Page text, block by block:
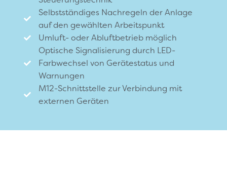
Selbstständiges Nachregeln der Anlage
auf den gewählten Arbeitspunkt
Umluft- oder Abluftbetrieb möglich
Optische Signalisierung durch LED-
Farbwechsel von Gerätestatus und
Warnungen
M12-Schnittstelle zur Verbindung mit
externen Geräten